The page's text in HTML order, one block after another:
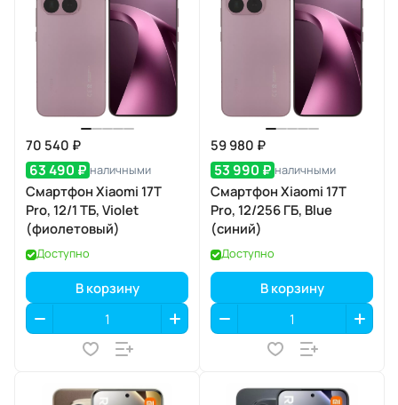
70 540 ₽
63 490 ₽ наличными
Смартфон Xiaomi 17T
Pro, 12/1 ТБ, Violet
(фиолетовый)
Доступно
В корзину
59 980 ₽
53 990 ₽ наличными
Смартфон Xiaomi 17T
Pro, 12/256 ГБ, Blue
(синий)
Доступно
В корзину